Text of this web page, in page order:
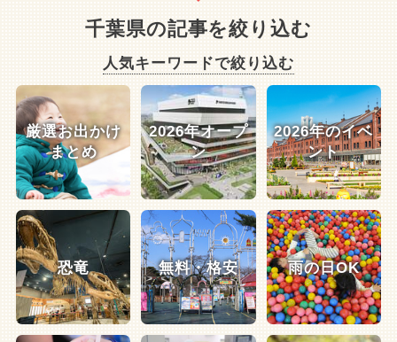
千葉県の記事を絞り込む
人気キーワードで絞り込む
厳選お出かけ
まとめ
2026年オープ
ン
2026年のイベ
ント
恐竜 無料・格安 雨の日OK